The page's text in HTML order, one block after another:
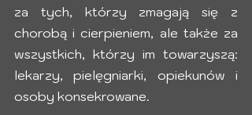
za tych, którzy zmagają się z
chorobą i cierpieniem, ale także za
wszystkich, którzy im towarzyszą:
lekarzy, pielęgniarki, opiekunów i
osoby konsekrowane.